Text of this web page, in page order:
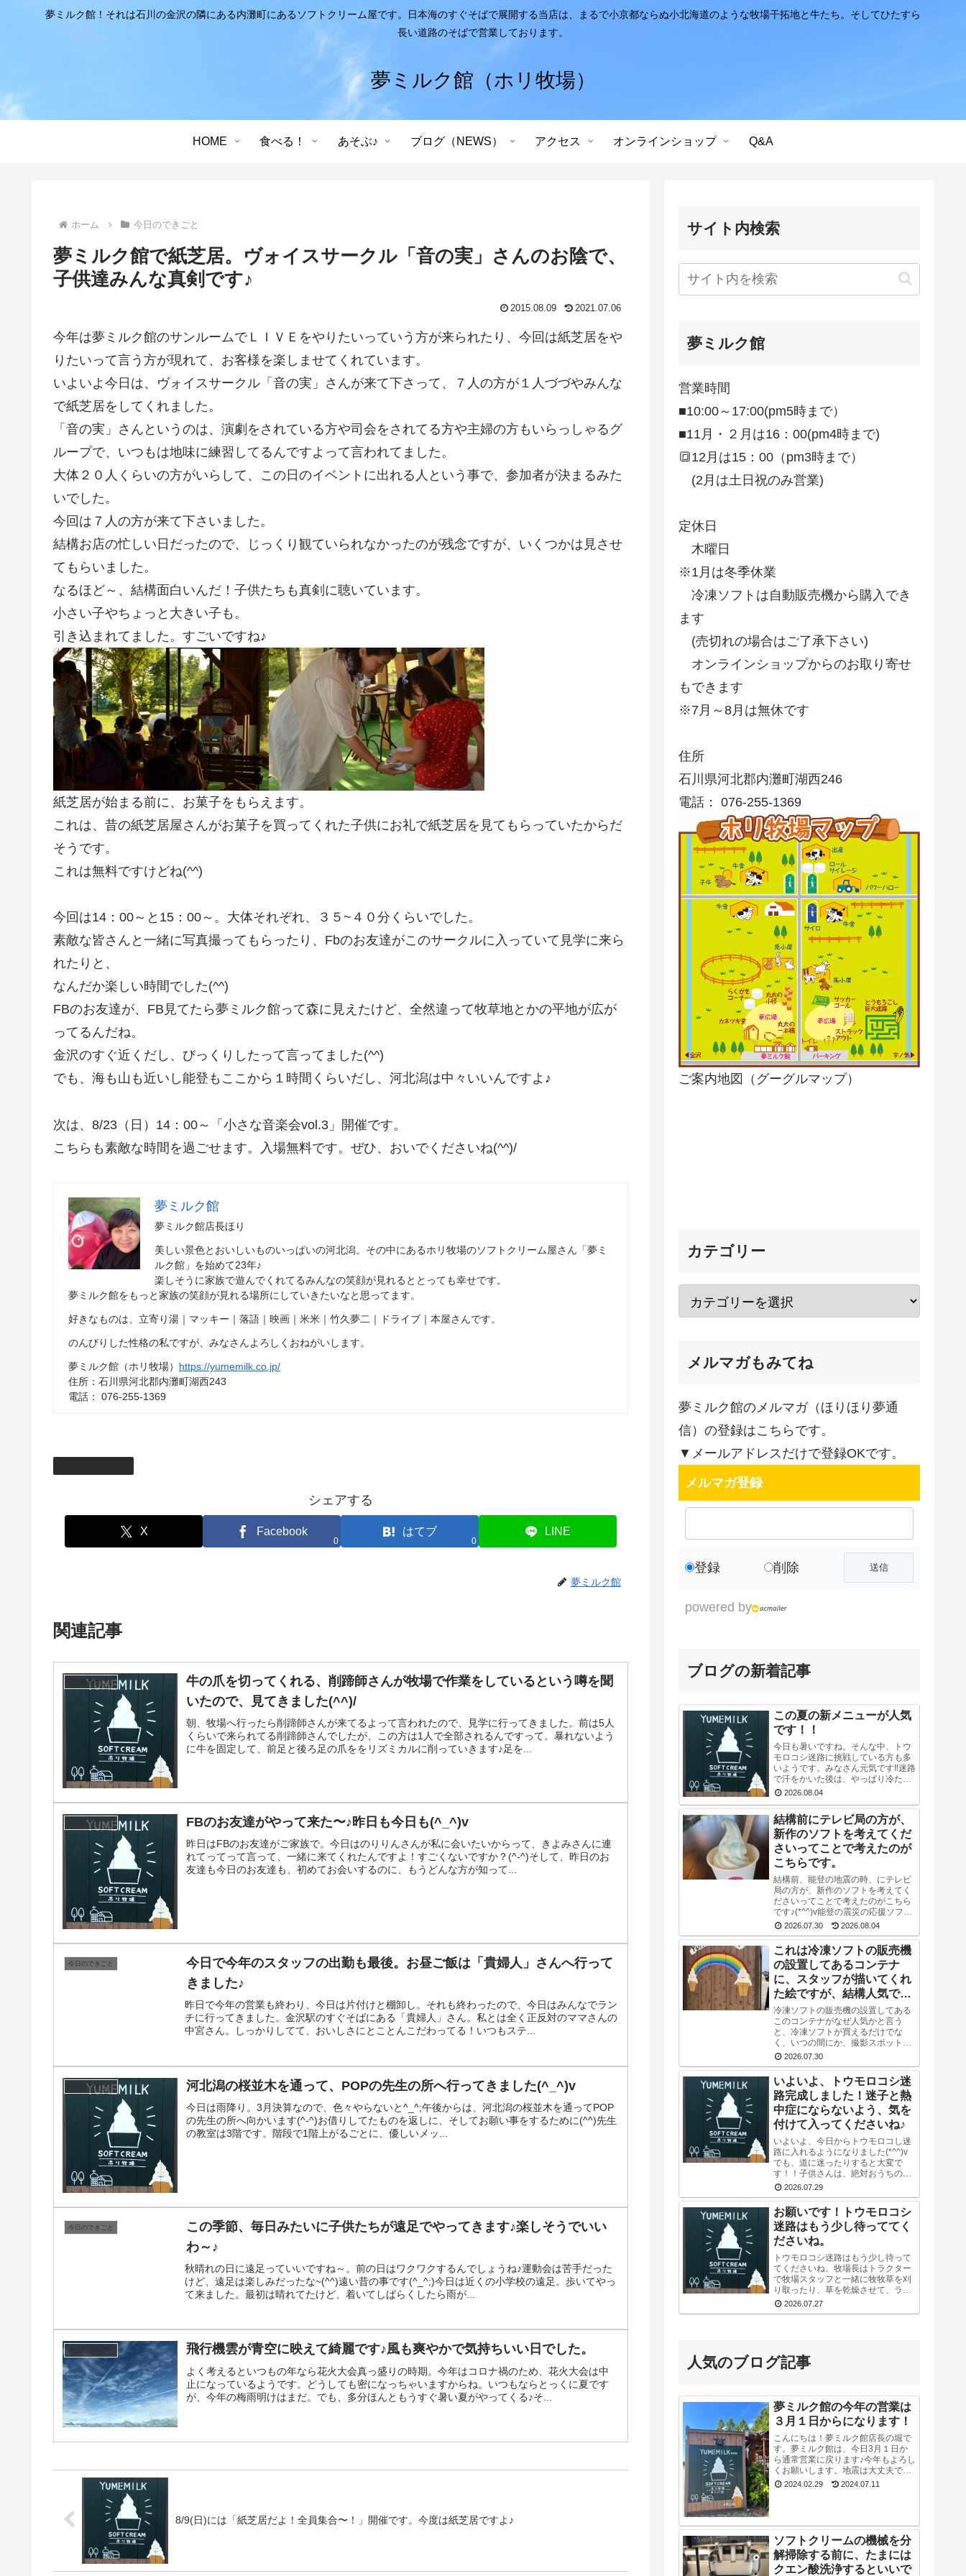
夢ミルク館！それは石川の金沢の隣にある内灘町にあるソフトクリーム屋です。日本海のすぐそばで展開する当店は、まるで小京都ならぬ小北海道のような牧場干拓地と牛たち。そしてひたすら
長い道路のそばで営業しております。
夢ミルク館（ホリ牧場）
HOME 食べる！ あそぶ♪ ブログ（NEWS） アクセス オンラインショップ Q&A
ホーム 今日のできごと
夢ミルク館で紙芝居。ヴォイスサークル「音の実」さんのお陰で、
子供達みんな真剣です♪
2015.08.09 2021.07.06
今年は夢ミルク館のサンルームでＬＩＶＥをやりたいっていう方が来られたり、今回は紙芝居をや
りたいって言う方が現れて、お客様を楽しませてくれています。
いよいよ今日は、ヴォイスサークル「音の実」さんが来て下さって、７人の方が１人づづやみんな
で紙芝居をしてくれました。
「音の実」さんというのは、演劇をされている方や司会をされてる方や主婦の方もいらっしゃるグ
ループで、いつもは地味に練習してるんですよって言われてました。
大体２０人くらいの方がいらして、この日のイベントに出れる人という事で、参加者が決まるみた
いでした。
今回は７人の方が来て下さいました。
結構お店の忙しい日だったので、じっくり観ていられなかったのが残念ですが、いくつかは見させ
てもらいました。
なるほど～、結構面白いんだ！子供たちも真剣に聴いています。
小さい子やちょっと大きい子も。
引き込まれてました。すごいですね♪
紙芝居が始まる前に、お菓子をもらえます。
これは、昔の紙芝居屋さんがお菓子を買ってくれた子供にお礼で紙芝居を見てもらっていたからだ
そうです。
これは無料ですけどね(^^)
今回は14：00～と15：00～。大体それぞれ、３５~４０分くらいでした。
素敵な皆さんと一緒に写真撮ってもらったり、Fbのお友達がこのサークルに入っていて見学に来ら
れたりと、
なんだか楽しい時間でした(^^)
FBのお友達が、FB見てたら夢ミルク館って森に見えたけど、全然違って牧草地とかの平地が広が
ってるんだね。
金沢のすぐ近くだし、びっくりしたって言ってました(^^)
でも、海も山も近いし能登もここから１時間くらいだし、河北潟は中々いいんですよ♪
次は、8/23（日）14：00～「小さな音楽会vol.3」開催です。
こちらも素敵な時間を過ごせます。入場無料です。ぜひ、おいでくださいね(^^)/
夢ミルク館
夢ミルク館店長ほり
美しい景色とおいしいものいっぱいの河北潟。その中にあるホリ牧場のソフトクリーム屋さん「夢ミ
ルク館」を始めて23年♪
楽しそうに家族で遊んでくれてるみんなの笑顔が見れるととっても幸せです。
夢ミルク館をもっと家族の笑顔が見れる場所にしていきたいなと思ってます。
好きなものは、立寄り湯｜マッキー｜落語｜映画｜米米｜竹久夢二｜ドライブ｜本屋さんです。
のんびりした性格の私ですが、みなさんよろしくおねがいします。
夢ミルク館（ホリ牧場） https://yumemilk.co.jp/
住所：石川県河北郡内灘町湖西243
電話： 076-255-1369
シェアする
X Facebook
0
はてブ
0
LINE
夢ミルク館
関連記事
ホリ牧場のこと
牛の爪を切ってくれる、削蹄師さんが牧場で作業をしているという噂を聞
いたので、見てきました(^^)/
朝、牧場へ行ったら削蹄師さんが来てるよって言われたので、見学に行ってきました。前は5人
くらいで来られてる削蹄師さんでしたが、この方は1人で全部されるんですって。暴れないよう
に牛を固定して、前足と後ろ足の爪ををリズミカルに削っていきます♪足を...
今日のできごと FBのお友達がやって来た〜♪昨日も今日も(^_^)v
昨日はFBのお友達がご家族で。今日はのりりんさんが私に会いたいからって、きよみさんに連
れてってって言って、一緒に来てくれたんですよ！すごくないですか？(^-^)そして、昨日のお
友達も今日のお友達も、初めてお会いするのに、もうどんな方が知って...
今日のできごと
今日で今年のスタッフの出勤も最後。お昼ご飯は「貴婦人」さんへ行って
きました♪
昨日で今年の営業も終わり、今日は片付けと棚卸し。それも終わったので、今日はみんなでラン
チに行ってきました。金沢駅のすぐそばにある「貴婦人」さん。私とは全く正反対のママさんの
中宮さん。しっかりしてて、おいしさにとことんこだわってる！いつもステ...
今日のできごと 河北潟の桜並木を通って、POPの先生の所へ行ってきました(^_^)v
今日は雨降り。3月決算なので、色々やらないと^_^;午後からは、河北潟の桜並木を通ってPOP
の先生の所へ向かいます(^-^)お借りしてたものを返しに、そしてお願い事をするために(^^)先生
の教室は3階です。階段で1階上がるごとに、優しいメッ...
今日のできごと
この季節、毎日みたいに子供たちが遠足でやってきます♪楽しそうでいい
わ～♪
秋晴れの日に遠足っていいですね～。前の日はワクワクするんでしょうね♪運動会は苦手だった
けど、遠足は楽しみだったな~(^^)遠い昔の事です(^_^;)今日は近くの小学校の遠足。歩いてやっ
て来ました。最初は晴れてたけど、着いてしばらくしたら雨が...
飛行機雲が青空に映えて綺麗です♪風も爽やかで気持ちいい日でした。
よく考えるといつもの年なら花火大会真っ盛りの時期。今年はコロナ禍のため、花火大会は中
止になっているようです。どうしても密になっちゃいますからね。いつもならとっくに夏です
が、今年の梅雨明けはまだ。でも、多分ほんともうすぐ暑い夏がやってくる♪そ...
8/9(日)には「紙芝居だよ！全員集合〜！」開催です。今度は紙芝居ですよ♪
サイト内検索
夢ミルク館
営業時間
■10:00～17:00(pm5時まで）
■11月・２月は16：00(pm4時まで)
🔳12月は15：00（pm3時まで）
(2月は土日祝のみ営業)
定休日
木曜日
※1月は冬季休業
冷凍ソフトは自動販売機から購入でき
ます
(売切れの場合はご了承下さい)
オンラインショップからのお取り寄せ
もできます
※7月～8月は無休です
住所
石川県河北郡内灘町湖西246
電話： 076-255-1369
ご案内地図（グーグルマップ）
カテゴリー
メルマガもみてね
夢ミルク館のメルマガ（ほりほり夢通
信）の登録はこちらです。
▼メールアドレスだけで登録OKです。
メルマガ登録
登録 削除
powered by
ブログの新着記事
この夏の新メニューが人気
です！！
今日も暑いですね。そんな中、トウ
モロコシ迷路に挑戦している方も多
いようです。みなさん元気です‼迷路
で汗をかいた後は、やっぱり冷たい
ソフトや牛乳ですね！新発売の「シ
が只今人気ですぐに売り切れてしま
います。見かけ...
2026.08.04
結構前にテレビ局の方が、
新作のソフトを考えてくだ
さいってことで考えたのが
こちらです。
結構前、能登の地震の時、にテレビ
局の方が、新作のソフトを考えてく
ださいってことで考えたのがこちら
です♪(*^^)v能登の震災の応援ソフト
ということで考えたので、輪島のお
塩とジュエリーシュガーを使い、海
をイメージした水色のスマイルソフ
トを作り...
2026.07.30 2026.08.04
これは冷凍ソフトの販売機
の設置してあるコンテナ
に、スタッフが描いてくれ
た絵ですが、結構人気です
(*^^)v
冷凍ソフトの販売機の設置してある
このコンテナがなぜ人気かと言う
と、冷凍ソフトが買えるだけでな
く、いつの間にか、撮影スポットに
なってるんですね♪SNSの投稿で
も、この前で撮った写真を載せてる
方多数です(^-^) かわいい写真が撮
れますよ♪冷凍...
2026.07.30
いよいよ、トウモロコシ迷
路完成しました！迷子と熱
中症にならないよう、気を
付けて入ってくださいね♪
いよいよ、今日からトウモロコし迷
路に入れるようになりました(*^^)v
でも、道に迷ったりすると大変で
す！！子供さんは、絶対おうちの方
と一緒に入ってくださいね！！おう
ちの方は、子供さんだけで迷路には
いかせないでくださいね！！よろし
くおねがいし...
2026.07.29
お願いです！トウモロコシ
迷路はもう少し待っててく
ださいね。
トウモロコシ迷路はもう少し待って
てくださいね。牧場長はトラクター
で牧場スタッフと一緒に牧牧草を刈
り取ったり、草を乾燥させて、ラッ
ピングしてロールにしたりと牛たち
の餌づくりも同時にやっているの
2026.07.27
人気のブログ記事
夢ミルク館の今年の営業は
３月１日からになります！
こんにちは！夢ミルク館店長の堀で
す。夢ミルク館は、今日3月１日か
ら通常営業に戻ります♪今年もよろし
くお願いします。地震は大丈夫でし
たか？河北潟干拓地では断水が続い
2024.02.29 2024.07.11
ソフトクリームの機械を分
解掃除する前に、たまには
クエン酸洗浄するといいで